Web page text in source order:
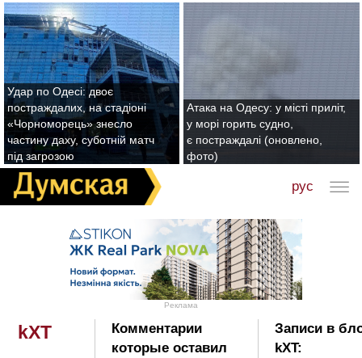
Удар по Одесі: двоє
постраждалих, на стадіоні
«Чорноморець» знесло
частину даху, суботній матч
під загрозою
Атака на Одесу: у місті приліт,
у морі горить судно,
є постраждалі (оновлено,
фото)
рус
Реклама
kXT
Комментарии
которые оставил
Записи в
kXT: